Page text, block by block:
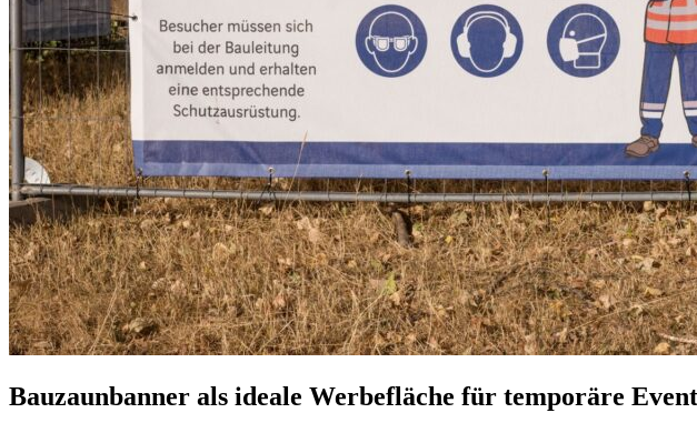
Bauzaunbanner als ideale Werbefläche für temporäre